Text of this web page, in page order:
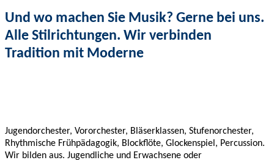
Und wo machen Sie Musik? Gerne bei uns.
Alle Stilrichtungen. Wir verbinden
Tradition mit Moderne
Jugendorchester, Vororchester, Bläserklassen, Stufenorchester,
Rhythmische Frühpädagogik, Blockflöte, Glockenspiel, Percussion.
Wir bilden aus. Jugendliche und Erwachsene oder